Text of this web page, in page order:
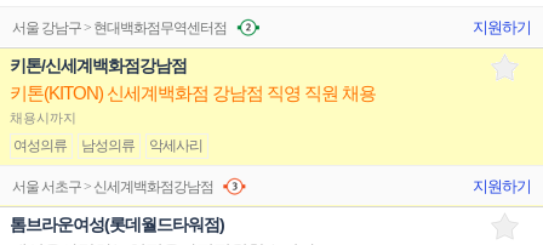
서울 강남구 > 현대백화점무역센터점 지원하기
키톤/신세계백화점강남점
키톤(KITON) 신세계백화점 강남점 직영 직원 채용
채용시까지
여성의류 남성의류 악세사리
서울 서초구 > 신세계백화점강남점 지원하기
톰브라운여성(롯데월드타워점)